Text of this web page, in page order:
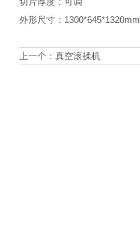
外形尺寸：1300*645*1320mm
上一个： 真空滚揉机